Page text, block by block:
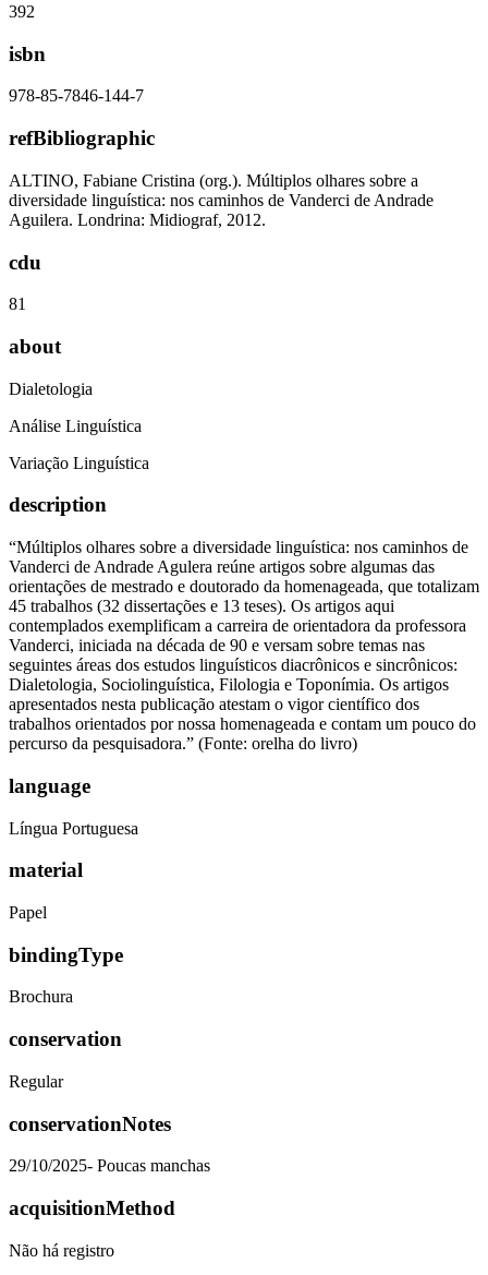
392
isbn
978-85-7846-144-7
refBibliographic
ALTINO, Fabiane Cristina (org.). Múltiplos olhares sobre a
diversidade linguística: nos caminhos de Vanderci de Andrade
Aguilera. Londrina: Midiograf, 2012.
cdu
81
about
Dialetologia
Análise Linguística
Variação Linguística
description
“Múltiplos olhares sobre a diversidade linguística: nos caminhos de
Vanderci de Andrade Agulera reúne artigos sobre algumas das
orientações de mestrado e doutorado da homenageada, que totalizam
45 trabalhos (32 dissertações e 13 teses). Os artigos aqui
contemplados exemplificam a carreira de orientadora da professora
Vanderci, iniciada na década de 90 e versam sobre temas nas
seguintes áreas dos estudos linguísticos diacrônicos e sincrônicos:
Dialetologia, Sociolinguística, Filologia e Toponímia. Os artigos
apresentados nesta publicação atestam o vigor científico dos
trabalhos orientados por nossa homenageada e contam um pouco do
percurso da pesquisadora.” (Fonte: orelha do livro)
language
Língua Portuguesa
material
Papel
bindingType
Brochura
conservation
Regular
conservationNotes
29/10/2025- Poucas manchas
acquisitionMethod
Não há registro